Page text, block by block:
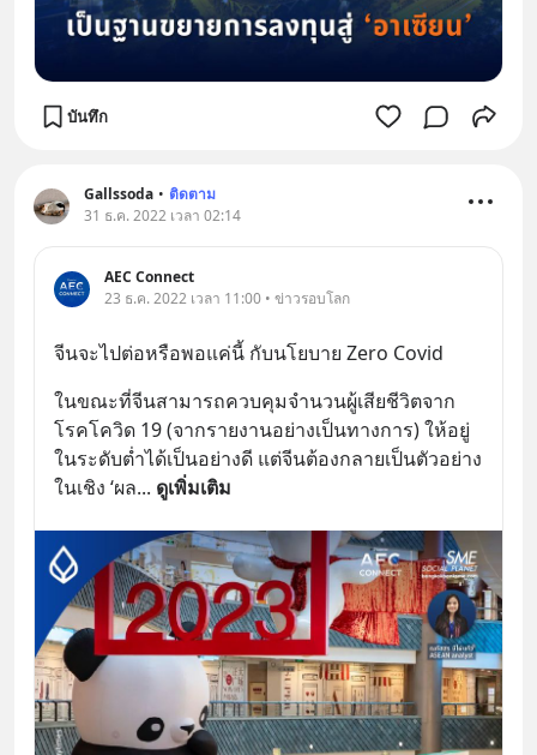
บันทึก
Gallssoda • ติดตาม
31 ธ.ค. 2022 เวลา 02:14
AEC Connect
23 ธ.ค. 2022 เวลา 11:00 • ข่าวรอบโลก
จีนจะไปต่อหรือพอแค่นี้ กับนโยบาย Zero Covid
ในขณะที่จีนสามารถควบคุมจำนวนผู้เสียชีวิตจาก
โรคโควิด 19 (จากรายงานอย่างเป็นทางการ) ให้อยู่
ในระดับต่ำได้เป็นอย่างดี แต่จีนต้องกลายเป็นตัวอย่าง
ในเชิง ‘ผล... ดูเพิ่มเติม